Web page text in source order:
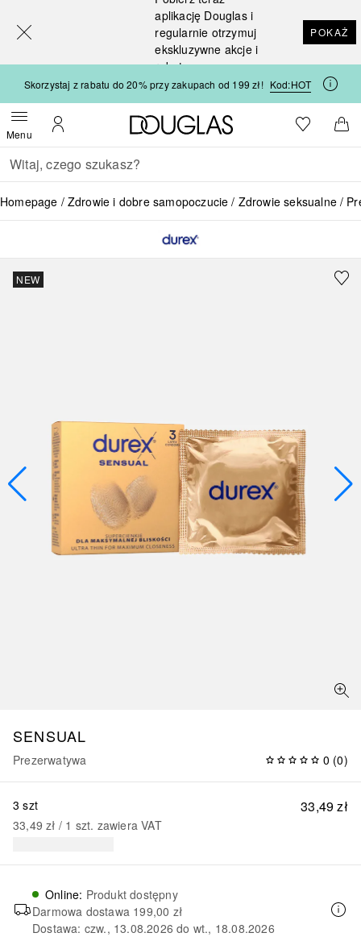
aplikację Douglas i
regularnie otrzymuj
ekskluzywne akcje i
rabaty
POKAŻ
Skorzystaj z rabatu do 20% przy zakupach od 199 zł! Kod:HOT
MenuOtwórz menuMoje konto
Strona główna Douglas
Do listyDo
Wracać
Wykonaj wyszukiwanie
Homepage Zdrowie i dobre samopoczucie Zdrowie seksualne
NEW
SENSUAL
Prezerwatywa 0 (0)
33,49 zł
3 szt
33,49 zł / 1 szt. zawiera VAT
Online: Produkt dostępny
Darmowa dostawa 199,00 zł
Dostawa: czw., 13.08.2026 do wt., 18.08.2026
[navigation.slideout.screenreader]